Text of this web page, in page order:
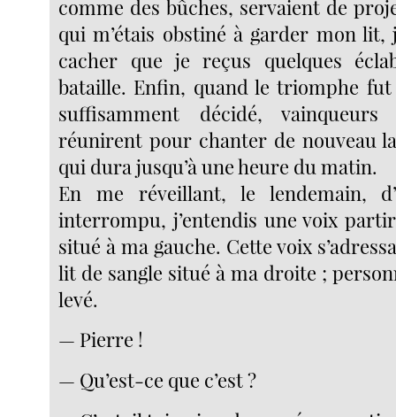
comme des bûches, servaient de
qui m’étais obstiné à garder mon
cacher que je reçus quelques
bataille. Enfin, quand le triomphe
suffisamment décidé,
réunirent pour chanter de nouveau
qui dura jusqu’à une heure du matin.
En me réveillant, le lendemain,
interrompu, j’entendis une voix
situé à ma gauche. Cette voix
lit de sangle situé à ma droite ;
levé.
— Pierre !
— Qu’est-ce que c’est ?